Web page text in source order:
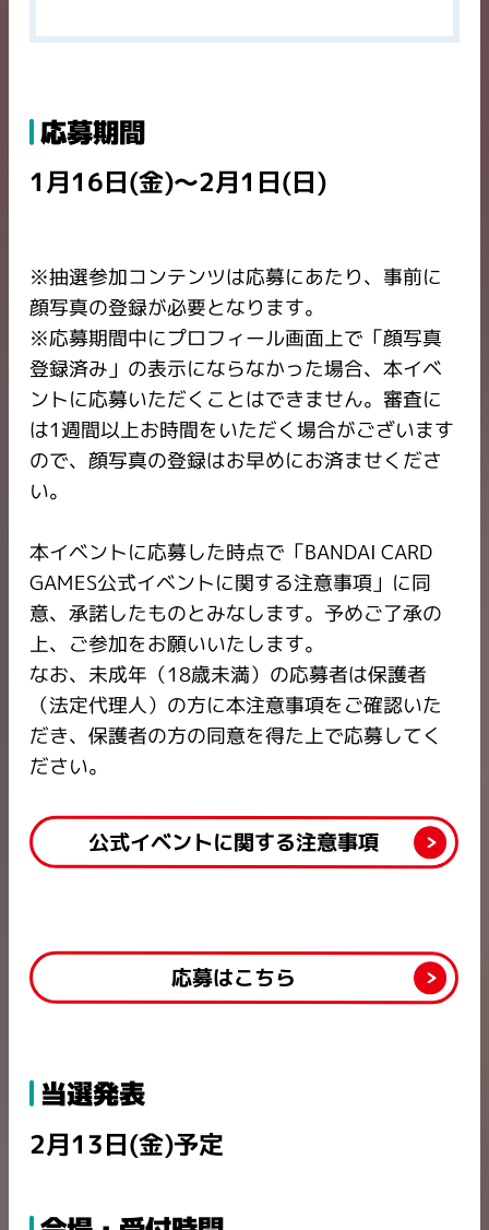
応募期間
1月16日(金)～2月1日(日)
※抽選参加コンテンツは応募にあたり、事前に
顔写真の登録が必要となります。
※応募期間中にプロフィール画面上で「顔写真
登録済み」の表示にならなかった場合、本イベ
ントに応募いただくことはできません。審査に
は1週間以上お時間をいただく場合がございます
ので、顔写真の登録はお早めにお済ませくださ
い。
本イベントに応募した時点で「BANDAI CARD
GAMES公式イベントに関する注意事項」に同
意、承諾したものとみなします。予めご了承の
上、ご参加をお願いいたします。
なお、未成年（18歳未満）の応募者は保護者
（法定代理人）の方に本注意事項をご確認いた
だき、保護者の方の同意を得た上で応募してく
ださい。
公式イベントに関する注意事項
応募はこちら
当選発表
2月13日(金)予定